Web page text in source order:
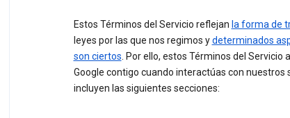
Estos Términos del Servicio reflejan la forma de
leyes por las que nos regimos ydeterminados
son ciertos . Por ello, estos Términos del
Google contigo cuando interactúas con nuestros
incluyen las siguientes secciones: